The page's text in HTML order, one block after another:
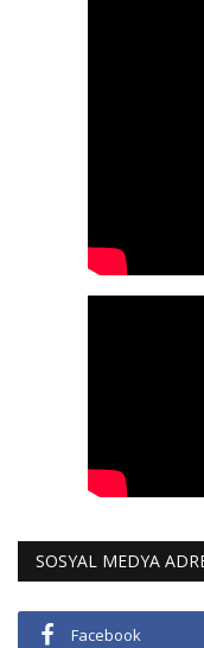
SOSYAL MEDYA
Facebook